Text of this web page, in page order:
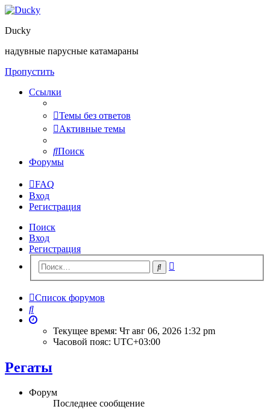
Ducky
надувные парусные катамараны
Пропустить
Ссылки
Темы без ответов
Активные темы
Поиск
Форумы
FAQ
Вход
Регистрация
Поиск
Вход
Регистрация
Поиск
Список форумов
Поиск
Текущее время: Чт авг 06, 2026 1:32 pm
Часовой пояс: UTC+03:00
Регаты
Форум
Последнее сообщение